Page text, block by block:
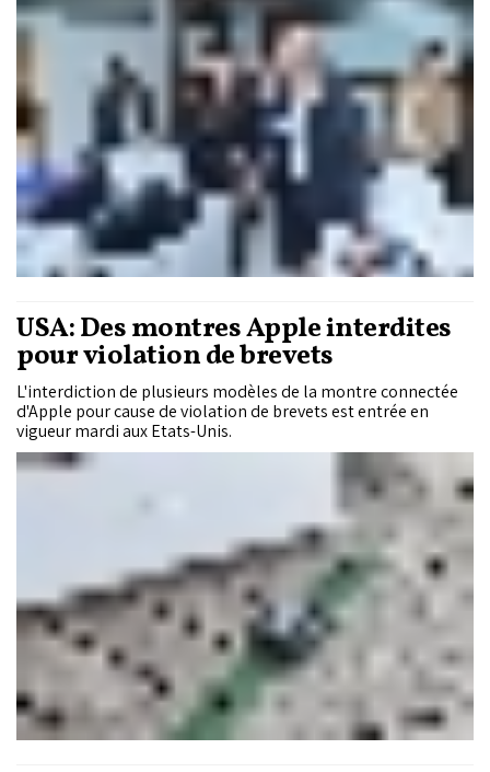
USA: Des montres Apple interdites
pour violation de brevets
L'interdiction de plusieurs modèles de la montre connectée
d'Apple pour cause de violation de brevets est entrée en
vigueur mardi aux Etats-Unis.